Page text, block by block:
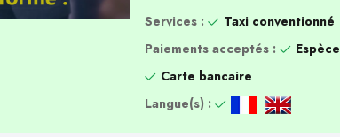
Services :
Taxi conventionné
Paiements acceptés :
Espèce
Carte bancaire
Langue(s) :